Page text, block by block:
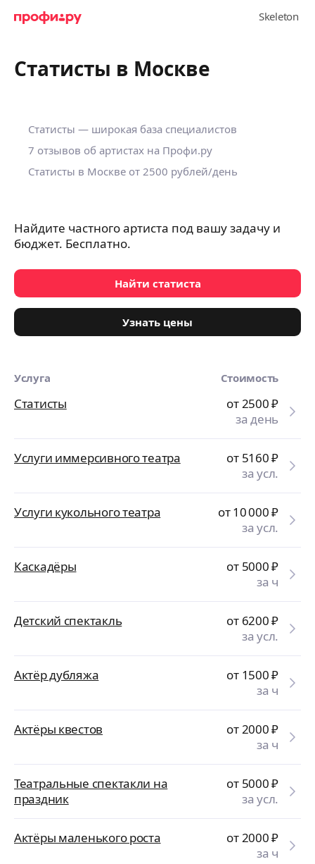
Статисты в Москве
Статисты — широкая база специалистов
7 отзывов об артистах на Профи.ру
Статисты в Москве от 2500 рублей/день
Найдите частного артиста под вашу задачу и
бюджет. Бесплатно.
Найти статиста
Узнать цены
Услуга Стоимость
Статисты от 2500₽
за день
Услуги иммерсивного театра от 5160₽
за усл.
Услуги кукольного театра от 10 000₽
за усл.
Каскадёры от 5000₽
за ч
Детский спектакль от 6200₽
за усл.
Актёр дубляжа от 1500₽
за ч
Актёры квестов от 2000₽
за ч
Театральные спектакли на
праздник
от 5000₽
за усл.
Актёры маленького роста от 2000₽
за ч